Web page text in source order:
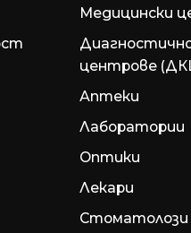
Медицински
центрове
Аптеки
Лаборатории
Оптики
Лекари
Стоматолози